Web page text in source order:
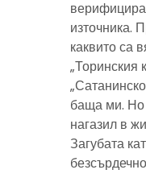
източника.
каквито са
„Торинския
баща ми. Но
нагазил в
Загубата